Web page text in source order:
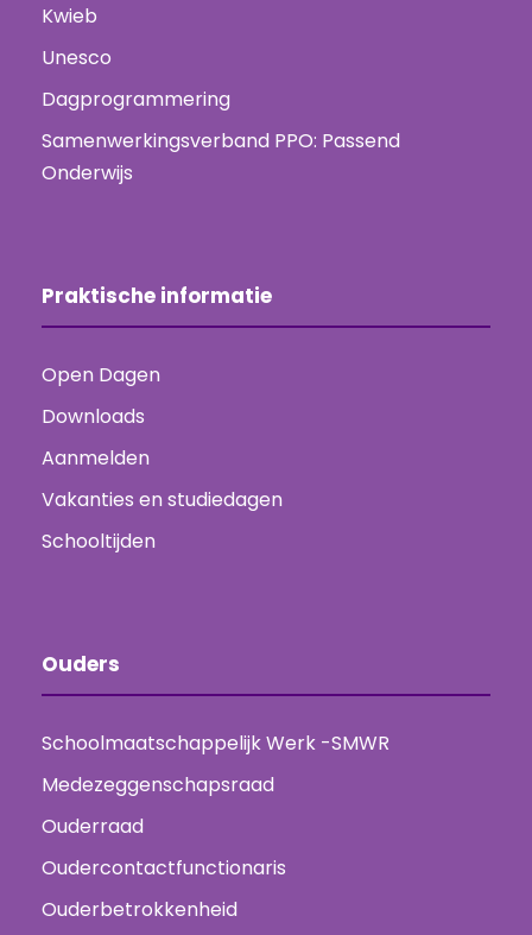
Kwieb
Unesco
Dagprogrammering
Samenwerkingsverband PPO: Passend
Onderwijs
Praktische informatie
Open Dagen
Downloads
Aanmelden
Vakanties en studiedagen
Schooltijden
Ouders
Schoolmaatschappelijk Werk -SMWR
Medezeggenschapsraad
Ouderraad
Oudercontactfunctionaris
Ouderbetrokkenheid